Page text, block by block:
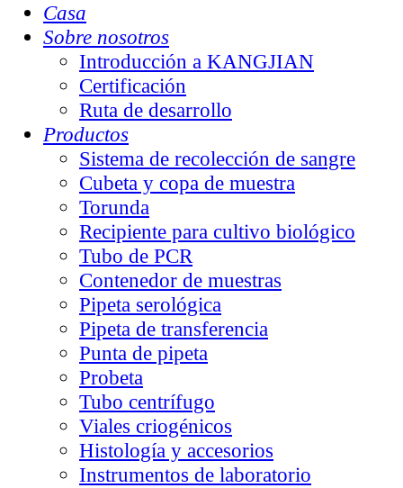
Casa
Sobre nosotros
Introducción a KANGJIAN
Certificación
Ruta de desarrollo
Productos
Sistema de recolección de sangre
Cubeta y copa de muestra
Torunda
Recipiente para cultivo biológico
Tubo de PCR
Contenedor de muestras
Pipeta serológica
Pipeta de transferencia
Punta de pipeta
Probeta
Tubo centrífugo
Viales criogénicos
Histología y accesorios
Instrumentos de laboratorio